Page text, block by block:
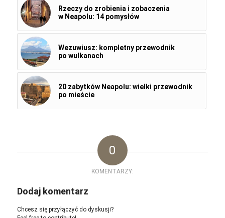
Rzeczy do zrobienia i zobaczenia
w Neapolu: 14 pomysłów
Wezuwiusz: kompletny przewodnik
po wulkanach
20 zabytków Neapolu: wielki przewodnik
po mieście
0
KOMENTARZY:
Dodaj komentarz
Chcesz się przyłączyć do dyskusji?